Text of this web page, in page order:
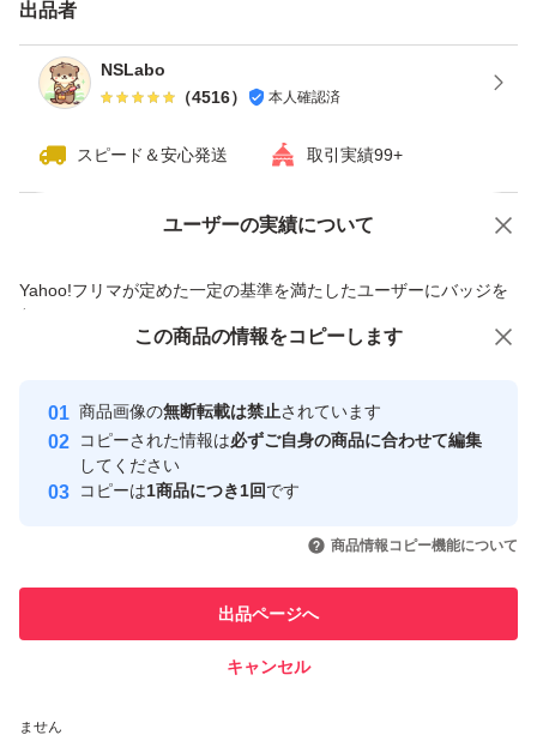
Nintendo Switch Proコントローラー HAC-A-FSSKA
ブランド：任天堂 Nintendo Switch
パッケージ種類：通常版
出品者
NSLabo
（4516） 本人確認済
スピード＆安心発送 取引実績99+
ユーザーの実績について
Yahoo!フリマが定めた一定の基準を満たしたユーザーにバッジを
付与しています
安心取引出品者
心・安全なユーザーです
取引実績
引を完了させた実績があります
での取引実績があります
ません
価格の相談 商品への質問
この商品の情報をコピーします
商品画像の無断転載は禁止されています
コピーされた情報は必ずご自身の商品に合わせて編集
してください
コピーは1商品につき1回です
商品情報コピー機能について
出品ページへ
キャンセル
この商品をみている人にオススメ